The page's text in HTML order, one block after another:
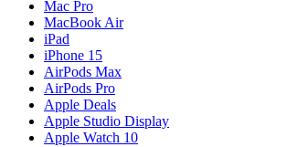
Mac Pro
MacBook Air
iPad
iPhone 15
AirPods Max
AirPods Pro
Apple Deals
Apple Studio Display
Apple Watch 10